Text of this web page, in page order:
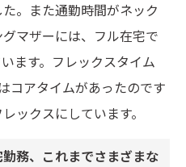
。また通勤時間がネック
マザーには、フル在宅で
ます。フレックスタイム
コアタイムがあったのです
ックスにしています。
務、これまでさまざまな